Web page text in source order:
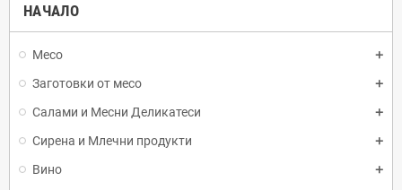
НАЧАЛО
Месо
Заготовки от месо
Салами и Месни Деликатеси
Сирена и Млечни продукти
Вино